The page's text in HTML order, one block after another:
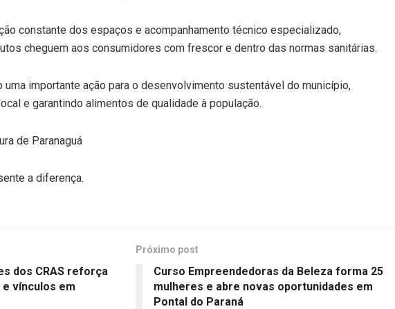
constante dos espaços e acompanhamento técnico especializado,
cheguem aos consumidores com frescor e dentro das normas sanitárias.
importante ação para o desenvolvimento sustentável do município,
e garantindo alimentos de qualidade à população.
de Paranaguá
a diferença.
dos CRAS reforça
vínculos em
Próximo post
Curso Empreendedoras da Beleza forma 25
mulheres e abre novas oportunidades em
Pontal do Paraná